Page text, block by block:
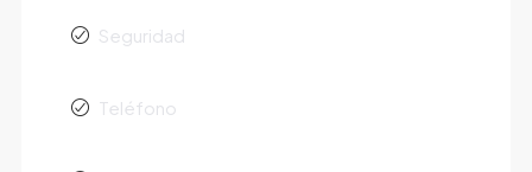
Seguridad
Teléfono